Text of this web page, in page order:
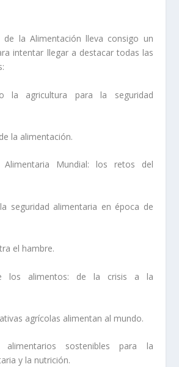
la Alimentación lleva consigo un
intentar llegar a destacar todas las
:
la agricultura para la seguridad
la alimentación.
Alimentaria Mundial: los retos del
seguridad alimentaria en época de
el hambre.
los alimentos: de la crisis a la
agrícolas alimentan al mundo.
alimentarios sostenibles para la
y la nutrición.